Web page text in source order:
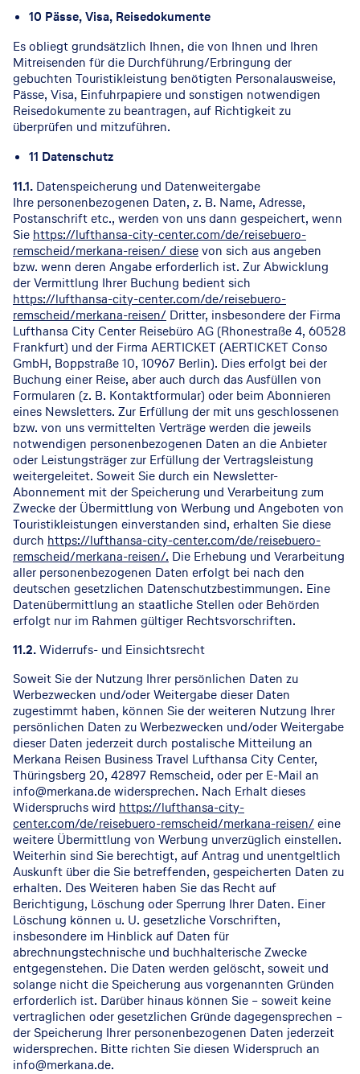
10 Pässe, Visa, Reisedokumente
Es obliegt grundsätzlich Ihnen, die von Ihnen und Ihren
Mitreisenden für die Durchführung/Erbringung der
gebuchten Touristikleistung benötigten Personalausweise,
Pässe, Visa, Einfuhrpapiere und sonstigen notwendigen
Reisedokumente zu beantragen, auf Richtigkeit zu
überprüfen und mitzuführen.
11 Datenschutz
11.1. Datenspeicherung und Datenweitergabe
Ihre personenbezogenen Daten, z. B. Name, Adresse,
Postanschrift etc., werden von uns dann gespeichert, wenn
Sie https://lufthansa-city-center.com/de/reisebuero-
remscheid/merkana-reisen/ diesevon sich aus angeben
bzw. wenn deren Angabe erforderlich ist. Zur Abwicklung
der Vermittlung Ihrer Buchung bedient sich
https://lufthansa-city-center.com/de/reisebuero-
remscheid/merkana-reisen/ Dritter, insbesondere der Firma
Lufthansa City Center Reisebüro AG (Rhonestraße 4, 60528
Frankfurt) und der Firma AERTICKET (AERTICKET Conso
GmbH, Boppstraße 10, 10967 Berlin). Dies erfolgt bei der
Buchung einer Reise, aber auch durch das Ausfüllen von
Formularen (z. B. Kontaktformular) oder beim Abonnieren
eines Newsletters. Zur Erfüllung der mit uns geschlossenen
bzw. von uns vermittelten Verträge werden die jeweils
notwendigen personenbezogenen Daten an die Anbieter
oder Leistungsträger zur Erfüllung der Vertragsleistung
weitergeleitet. Soweit Sie durch ein Newsletter-
Abonnement mit der Speicherung und Verarbeitung zum
Zwecke der Übermittlung von Werbung und Angeboten von
Touristikleistungen einverstanden sind, erhalten Sie diese
durch https://lufthansa-city-center.com/de/reisebuero-
remscheid/merkana-reisen/. Die Erhebung und Verarbeitung
aller personenbezogenen Daten erfolgt bei nach den
deutschen gesetzlichen Datenschutzbestimmungen. Eine
Datenübermittlung an staatliche Stellen oder Behörden
erfolgt nur im Rahmen gültiger Rechtsvorschriften.
11.2.Widerrufs- und Einsichtsrecht
Soweit Sie der Nutzung Ihrer persönlichen Daten zu
Werbezwecken und/oder Weitergabe dieser Daten
zugestimmt haben, können Sie der weiteren Nutzung Ihrer
persönlichen Daten zu Werbezwecken und/oder Weitergabe
dieser Daten jederzeit durch postalische Mitteilung an
Merkana Reisen Business Travel Lufthansa City Center,
Thüringsberg 20, 42897 Remscheid, oder per E-Mail an
info@merkana.de widersprechen. Nach Erhalt dieses
Widerspruchs wird https://lufthansa-city-
center.com/de/reisebuero-remscheid/merkana-reisen/ eine
weitere Übermittlung von Werbung unverzüglich einstellen.
Weiterhin sind Sie berechtigt, auf Antrag und unentgeltlich
Auskunft über die Sie betreffenden, gespeicherten Daten zu
erhalten. Des Weiteren haben Sie das Recht auf
Berichtigung, Löschung oder Sperrung Ihrer Daten. Einer
Löschung können u. U. gesetzliche Vorschriften,
insbesondere im Hinblick auf Daten für
abrechnungstechnische und buchhalterische Zwecke
entgegenstehen. Die Daten werden gelöscht, soweit und
solange nicht die Speicherung aus vorgenannten Gründen
erforderlich ist. Darüber hinaus können Sie – soweit keine
vertraglichen oder gesetzlichen Gründe dagegensprechen –
der Speicherung Ihrer personenbezogenen Daten jederzeit
widersprechen. Bitte richten Sie diesen Widerspruch an
info@merkana.de.